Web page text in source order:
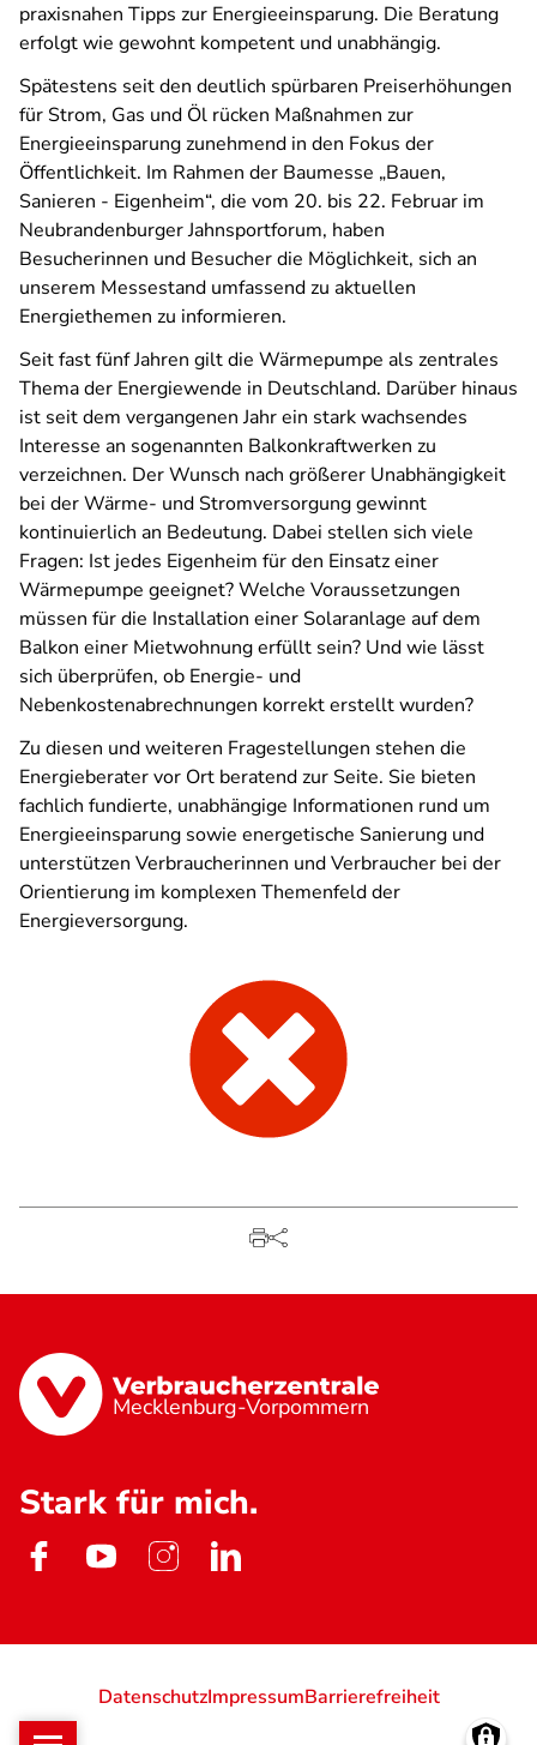
praxisnahen Tipps zur Energieeinsparung. Die Beratung
erfolgt wie gewohnt kompetent und unabhängig.
Spätestens seit den deutlich spürbaren Preiserhöhungen
für Strom, Gas und Öl rücken Maßnahmen zur
Energieeinsparung zunehmend in den Fokus der
Öffentlichkeit. Im Rahmen der Baumesse „Bauen,
Sanieren - Eigenheim“, die vom 20. bis 22. Februar im
Neubrandenburger Jahnsportforum, haben
Besucherinnen und Besucher die Möglichkeit, sich an
unserem Messestand umfassend zu aktuellen
Energiethemen zu informieren.
Seit fast fünf Jahren gilt die Wärmepumpe als zentrales
Thema der Energiewende in Deutschland. Darüber hinaus
ist seit dem vergangenen Jahr ein stark wachsendes
Interesse an sogenannten Balkonkraftwerken zu
verzeichnen. Der Wunsch nach größerer Unabhängigkeit
bei der Wärme- und Stromversorgung gewinnt
kontinuierlich an Bedeutung. Dabei stellen sich viele
Fragen: Ist jedes Eigenheim für den Einsatz einer
Wärmepumpe geeignet? Welche Voraussetzungen
müssen für die Installation einer Solaranlage auf dem
Balkon einer Mietwohnung erfüllt sein? Und wie lässt
sich überprüfen, ob Energie- und
Nebenkostenabrechnungen korrekt erstellt wurden?
Zu diesen und weiteren Fragestellungen stehen die
Energieberater vor Ort beratend zur Seite. Sie bieten
fachlich fundierte, unabhängige Informationen rund um
Energieeinsparung sowie energetische Sanierung und
unterstützen Verbraucherinnen und Verbraucher bei der
Orientierung im komplexen Themenfeld der
Energieversorgung.
Mecklenburg-Vorpommern
Stark für mich.
DatenschutzImpressumBarrierefreiheit